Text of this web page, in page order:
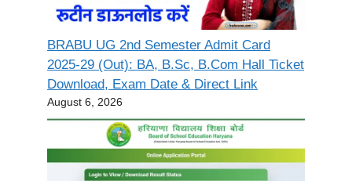
BRABU UG 2nd Semester Admit Card
2025-29 (Out): BA, B.Sc, B.Com Hall Ticket
Download, Exam Date & Direct Link
August 6, 2026